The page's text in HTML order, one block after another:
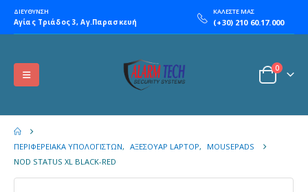
ΔΙΕΥΘΥΝΣΗ
Αγίας Τριάδος 3, Αγ.Παρασκευή
ΚΑΛΕΣΤΕ ΜΑΣ
(+30) 210 60.17.000
0
ΠΕΡΙΦΕΡΕΙΑΚΆ ΥΠΟΛΟΓΙΣΤΏΝ, ΑΞΕΣΟΥΆΡ LAPTOP,
MOUSEPADS
NOD STATUS XL BLACK-RED